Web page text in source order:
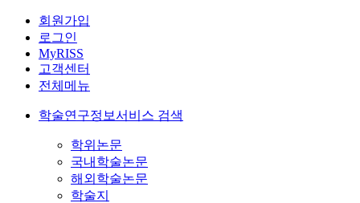
회원가입
로그인
MyRISS
고객센터
전체메뉴
학술연구정보서비스 검색
학위논문
국내학술논문
해외학술논문
학술지